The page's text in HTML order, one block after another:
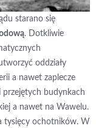
starano się
. Dotkliwie
oddziały
a nawet zaplecze
przejętych budynkach
a nawet na Wawelu.
tysięcy ochotników. W